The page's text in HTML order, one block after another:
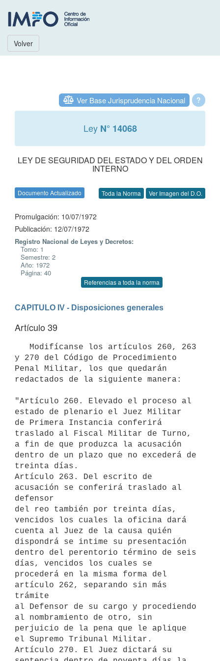
Volver
?
Ver Base Jurisprudencia Nacional
Ley N° 14068
LEY DE SEGURIDAD DEL ESTADO Y DEL ORDEN
INTERNO
Documento Actualizado Toda la Norma Ver Imagen del D.O.
Promulgación: 10/07/1972
Publicación: 12/07/1972
Registro Nacional de Leyes y Decretos:
Tomo: 1
Semestre: 2
Año: 1972
Página: 40
Referencias a toda la norma
CAPITULO IV - Disposiciones generales
Artículo 39
y 270 del Código de Procedimiento
Penal Militar, los que quedarán
redactados de la siguiente manera:
"Artículo 260. Elevado el proceso al
estado de plenario el Juez Militar
de Primera Instancia conferirá
traslado al Fiscal Militar de Turno,
a fin de que produzca la acusación
dentro de un plazo que no excederá de
treinta días.
Artículo 263. Del escrito de
acusación se conferirá traslado al
defensor
del reo también por treinta días,
vencidos los cuales la oficina dará
cuenta al Juez de la causa quién
dispondrá se intime su presentación
dentro del perentorio término de seis
días, vencidos los cuales se
procederá en la misma forma del
artículo 262, separando sin más
trámite
al Defensor de su cargo y procediendo
al nombramiento de otro, sin
perjuicio de la pena que le aplique
el Supremo Tribunal Militar.
Artículo 270. El Juez dictará su